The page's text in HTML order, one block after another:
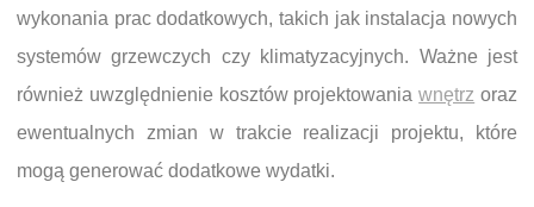
wykonania prac dodatkowych, takich jak instalacja nowych
systemów grzewczych czy klimatyzacyjnych. Ważne jest
również uwzględnienie kosztów projektowaniawnętrz oraz
ewentualnych zmian w trakcie realizacji projektu, które
mogą generować dodatkowe wydatki.